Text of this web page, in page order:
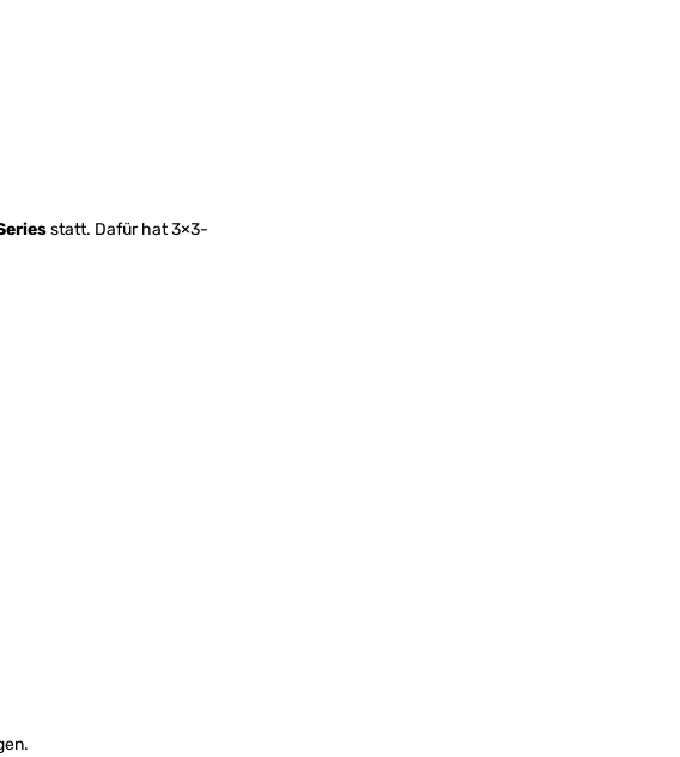
statt. Dafür hat 3×3-